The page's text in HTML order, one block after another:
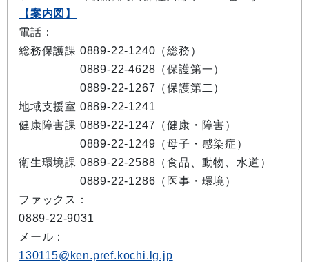
【案内図】
電話：
総務保護課 0889-22-1240（総務）
0889-22-4628（保護第一）
0889-22-1267（保護第二）
地域支援室 0889-22-1241
健康障害課 0889-22-1247（健康・障害）
0889-22-1249（母子・感染症）
衛生環境課 0889-22-2588（食品、動物、水道）
0889-22-1286（医事・環境）
ファックス：
0889-22-9031
メール：
130115@ken.pref.kochi.lg.jp